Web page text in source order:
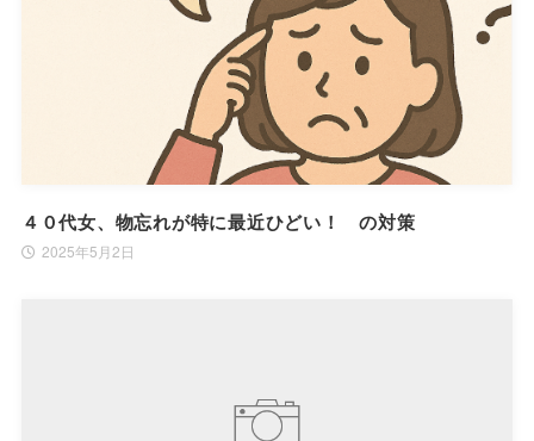
４０代女、物忘れが特に最近ひどい！ の対策
2025年5月2日